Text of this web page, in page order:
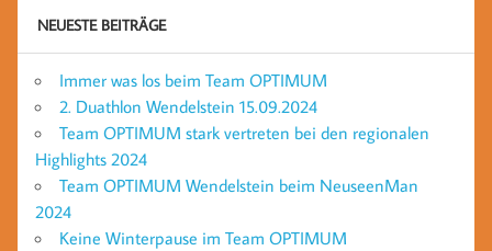
NEUESTE BEITRÄGE
Immer was los beim Team OPTIMUM
2. Duathlon Wendelstein 15.09.2024
Team OPTIMUM stark vertreten bei den regionalen
Highlights 2024
Team OPTIMUM Wendelstein beim NeuseenMan
2024
Keine Winterpause im Team OPTIMUM